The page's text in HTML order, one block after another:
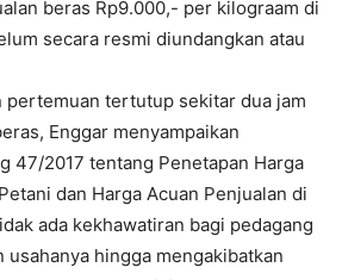
beras Rp9.000,- per kilograam di
secara resmi diundangkan atau
pertemuan tertutup sekitar dua jam
Enggar menyampaikan
47/2017 tentang Penetapan Harga
dan Harga Acuan Penjualan di
ada kekhawatiran bagi pedagang
usahanya hingga mengakibatkan